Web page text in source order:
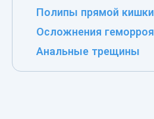
Полипы прямой кишки
Осложнения геморроя
Анальные трещины